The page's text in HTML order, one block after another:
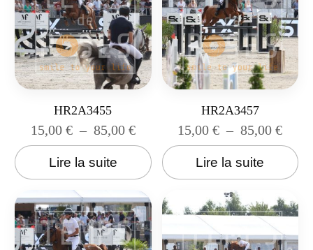
HR2A3455
15,00 € – 85,00 €
Lire la suite
HR2A3457
15,00€ – 85,00€
Lire la suite